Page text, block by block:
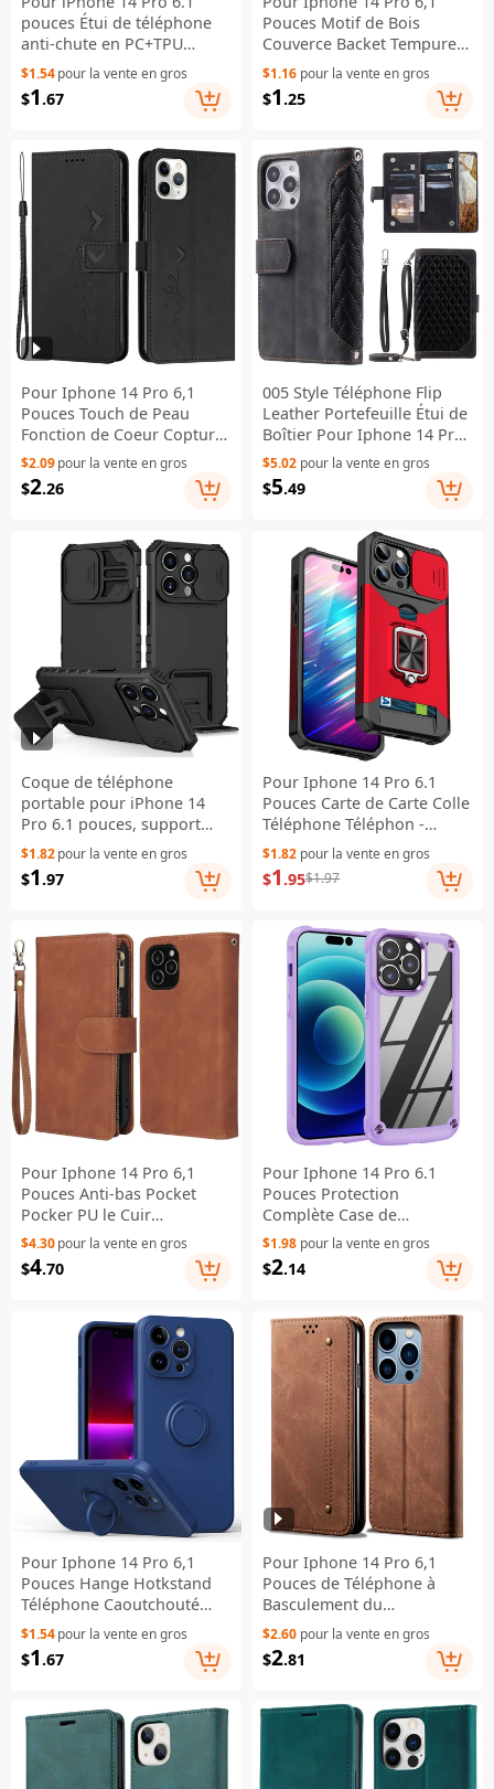
pouces Étui de téléphone
anti-chute en PC+TPU
résistant aux rayures
Couverture arrière de
téléphone mobile - Rose
$1.54pour la vente en gros
$1 .67
Pouces Motif de Bois
Couverce Backet Tempure
TPU TPU Frame
D'amortisseur Absorption
Téléphone - Gris
$1.16 pour la vente en gros
$1 .25
Pour Iphone 14 Pro 6,1
Pouces Touch de Peau
Fonction de Coeur Copture
de Coeur PU Imprimé PU
Téléle - le Noir
$2.09pour la vente en gros
$2.26
005 Style Téléphone Flip
Leather Portefeuille Étui de
Boîtier Pour Iphone 14 Pro
6,1 Pouces, Support de
Carte Rosture Texture de
Poche Zipper Pocket
Téléphone Portable Anti-
dépôt Avec Bracelet - le
Noir
$5.02 pour la vente en gros
$5.49
Coque de téléphone
portable pour iPhone 14
Pro 6.1 pouces, support
stable en PC + protection
anti-rayures en TPU pour
l'objectif de la caméra -
$1.82pour la vente en gros
$1 .97
Pour Iphone 14 Pro 6.1
Pouces Carte de Carte Colle
Téléphone Téléphon -
Rouge
$1.82 pour la vente en gros
$1 .95$1.97
Pour Iphone 14 Pro 6,1
Pouces Anti-bas Pocket
Pocker PU le Cuir
Portefeuille de Portefeuille
Avec Plusieurs
Emplacements de Cartes -
$4.30pour la vente en gros
$4.70
Pour Iphone 14 Pro 6.1
Pouces Protection
Complète Case de
Téléphone Anti-drop pc +
Tpu Mobile Phone Hybrid
Couvre Arrière Prise en
Fil - Violet
$1.98 pour la vente en gros
$2.14
Pour Iphone 14 Pro 6,1
Pouces Hange Hotkstand
Téléphone Caoutchouté
TPU Case de Voiture
Couvercle de Protection de
Feuille en Métaux - Bleu
$1.54pour la vente en gros
$1 .67
Pour Iphone 14 Pro 6,1
Pouces de Téléphone à
Basculement du
Portefeuille Représentant
un Jean Résistant Aux Jeans
Texture de Tissu pu Leather
Téléphone Mobile - Café
$2.60 pour la vente en gros
$2.81